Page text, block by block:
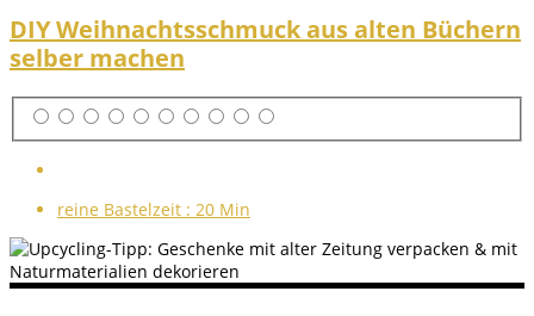
DIY Weihnachtsschmuck aus alten Büchern
selber machen
reine Bastelzeit : 20 Min